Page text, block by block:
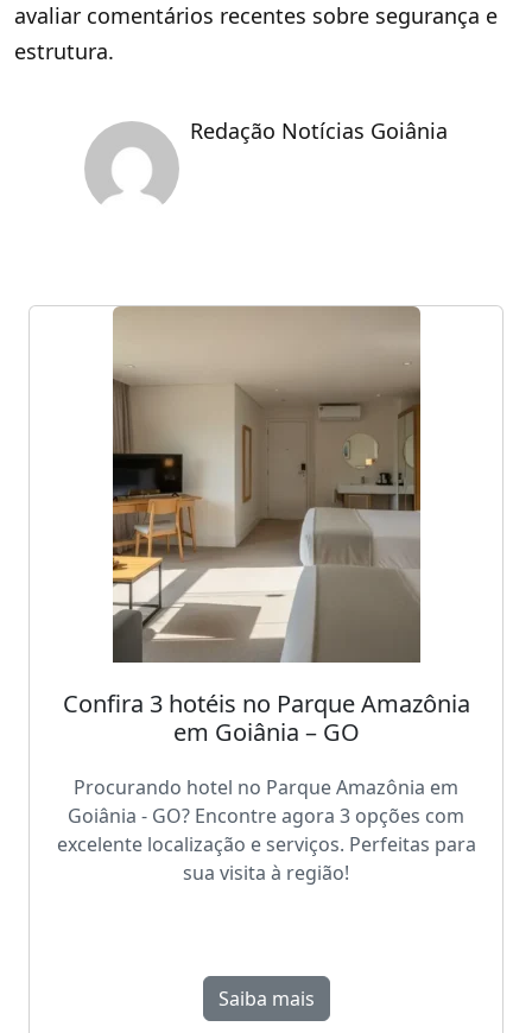
avaliar comentários recentes sobre segurança e
estrutura.
Redação Notícias Goiânia
Confira 3 hotéis no Parque Amazônia
em Goiânia – GO
Procurando hotel no Parque Amazônia em
Goiânia - GO? Encontre agora 3 opções com
excelente localização e serviços. Perfeitas para
sua visita à região!
Saiba mais